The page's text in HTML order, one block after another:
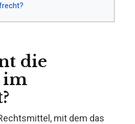
die
im
mit dem das